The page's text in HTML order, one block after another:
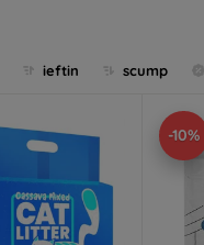
ieftin scump
-10%